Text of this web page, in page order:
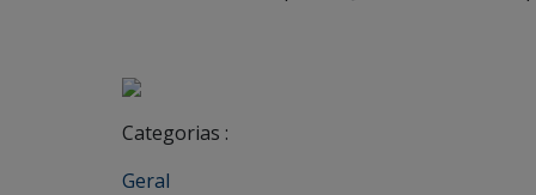
Categorias :
Geral